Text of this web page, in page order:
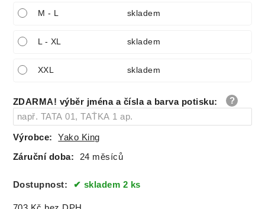
M - L skladem
L - XL skladem
XXL skladem
ZDARMA! výběr jména a čísla a barva potisku:
Výrobce: Yako King
Záruční doba: 24 měsíců
Dostupnost: skladem 2 ks